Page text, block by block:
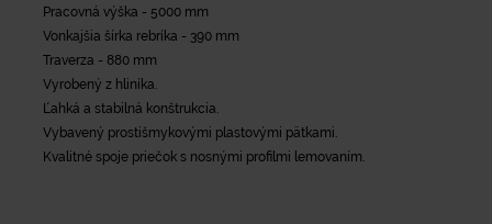
Pracovná výška - 5000 mm
Vonkajšia šírka rebríka - 390 mm
Traverza - 880 mm
Vyrobený z hliníka.
Ľahká a stabilná konštrukcia.
Vybavený prostišmykovými plastovými pätkami.
Kvalitné spoje priečok s nosnými profilmi lemovaním.